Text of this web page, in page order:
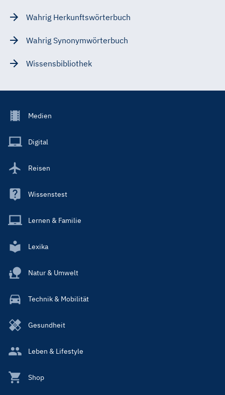
Wahrig Herkunftswörterbuch
Wahrig Synonymwörterbuch
Wissensbibliothek
Footer
Main
Medien
Digital
Reisen
Wissenstest
Lernen & Familie
Lexika
Natur & Umwelt
Technik & Mobilität
Gesundheit
Leben & Lifestyle
Shop